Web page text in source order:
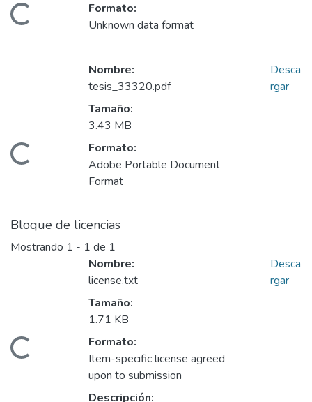
Formato:
Unknown data format
Nombre:
tesis_33320.pdf
Tamaño:
3.43 MB
Formato:
Adobe Portable Document
Format
Desca
rgar
Bloque de licencias
Mostrando 1 - 1 de 1
Nombre:
license.txt
Tamaño:
1.71 KB
Formato:
Item-specific license agreed
upon to submission
Descripción:
Desca
rgar